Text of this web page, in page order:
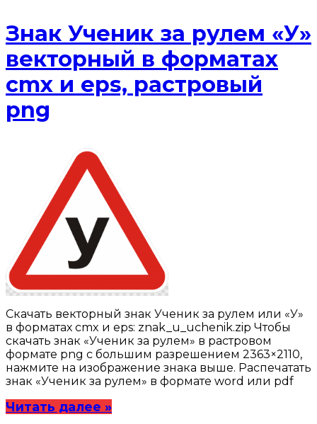
Знак Ученик за рулем «У»
векторный в форматах
cmx и eps, растровый
png
Скачать векторный знак Ученик за рулем или «У»
в форматах cmx и eps: znak_u_uchenik.zip Чтобы
скачать знак «Ученик за рулем» в растровом
формате png с большим разрешением 2363×2110,
нажмите на изображение знака выше. Распечатать
знак «Ученик за рулем» в формате word или pdf
Читать далее »